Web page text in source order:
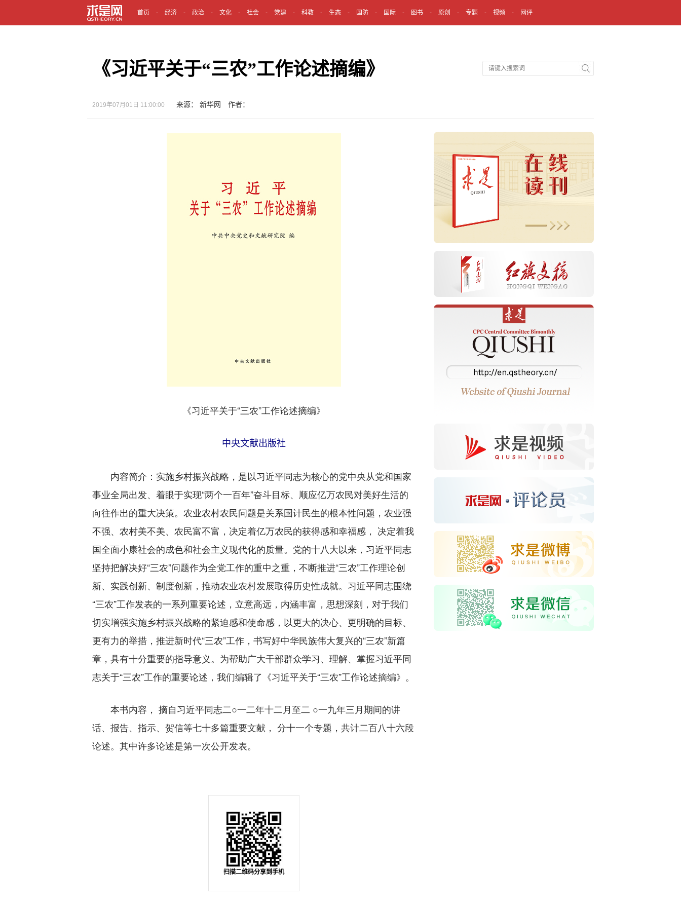
首页 经济 政治 文化 社会 党建 科教 生态 国防 国际 图书 原创 专题 视频 网评
《习近平关于“三农”工作论述摘编》
2019年07月01日 11:00:00 来源： 新华网 作者：
《习近平关于“三农”工作论述摘编》
中央文献出版社
内容简介：实施乡村振兴战略，是以习近平同志为核心的党中央从党和国家
事业全局出发、着眼于实现“两个一百年”奋斗目标、顺应亿万农民对美好生活的
向往作出的重大决策。农业农村农民问题是关系国计民生的根本性问题，农业强
不强、农村美不美、农民富不富，决定着亿万农民的获得感和幸福感， 决定着我
国全面小康社会的成色和社会主义现代化的质量。党的十八大以来，习近平同志
坚持把解决好“三农”问题作为全党工作的重中之重，不断推进“三农”工作理论创
新、实践创新、制度创新，推动农业农村发展取得历史性成就。习近平同志围绕
“三农”工作发表的一系列重要论述，立意高远，内涵丰富，思想深刻，对于我们
切实增强实施乡村振兴战略的紧迫感和使命感，以更大的决心、更明确的目标、
更有力的举措，推进新时代“三农”工作，书写好中华民族伟大复兴的“三农”新篇
章，具有十分重要的指导意义。为帮助广大干部群众学习、理解、掌握习近平同
志关于“三农”工作的重要论述，我们编辑了《习近平关于“三农”工作论述摘编》。
本书内容， 摘自习近平同志二○一二年十二月至二 ○一九年三月期间的讲
话、报告、指示、贺信等七十多篇重要文献， 分十一个专题，共计二百八十六段
论述。其中许多论述是第一次公开发表。
扫描二维码分享到手机